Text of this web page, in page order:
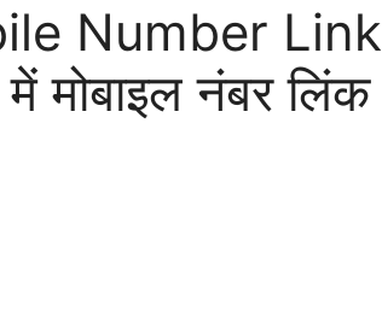
Number Link
मोबाइल नंबर लिंक